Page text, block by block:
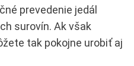
prevedenie jedál
surovín. Ak však
tak pokojne urobiť aj